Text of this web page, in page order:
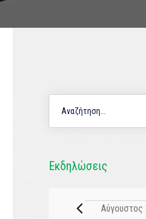
Εκδηλώσεις
Αύγουστος